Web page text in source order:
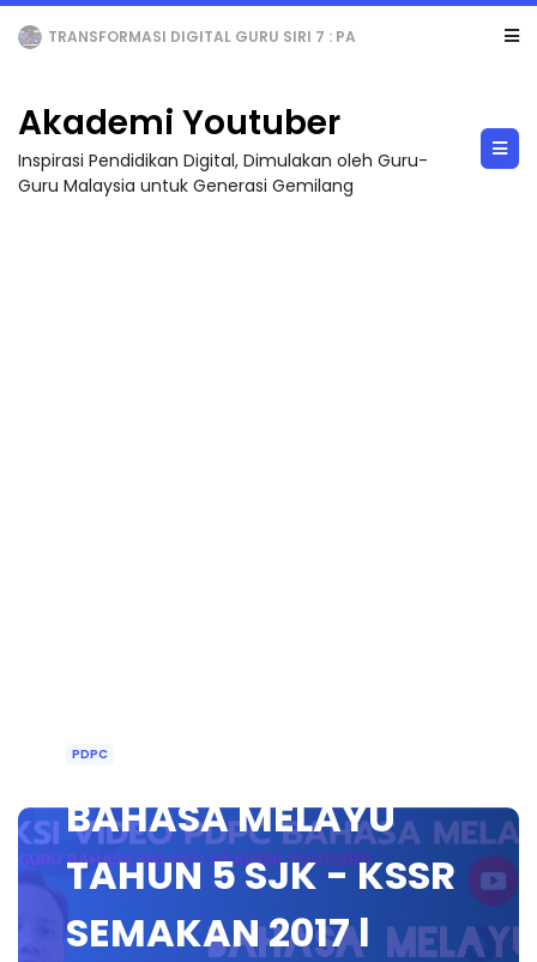
MAJLIS ANUGERAH FFK (FESTIVAL LENSA PENDIDIKAN - FLeP) 2026
Akademi Youtuber
Inspirasi Pendidikan Digital, Dimulakan oleh Guru-
Guru Malaysia untuk Generasi Gemilang
PDPC
BAHASA MELAYU
TAHUN 5 SJK - KSSR
SEMAKAN 2017 l